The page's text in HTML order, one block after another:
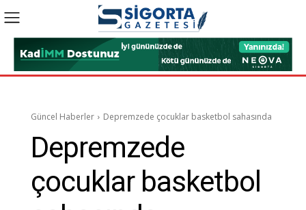
Güncel Haberler Depremzede çocuklar basketbol sahasında
Depremzede
çocuklar basketbol